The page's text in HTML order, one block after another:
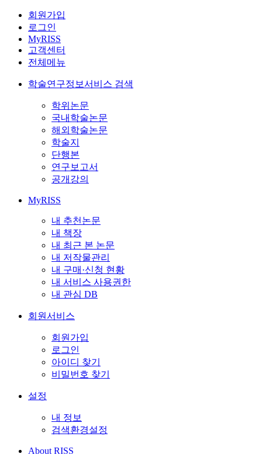
회원가입
로그인
MyRISS
고객센터
전체메뉴
학술연구정보서비스 검색
학위논문
국내학술논문
해외학술논문
학술지
단행본
연구보고서
공개강의
MyRISS
내 추천논문
내 책장
내 최근 본 논문
내 저작물관리
내 구매·신청 현황
내 서비스 사용권한
내 관심 DB
회원서비스
회원가입
로그인
아이디 찾기
비밀번호 찾기
설정
내 정보
검색환경설정
About RISS